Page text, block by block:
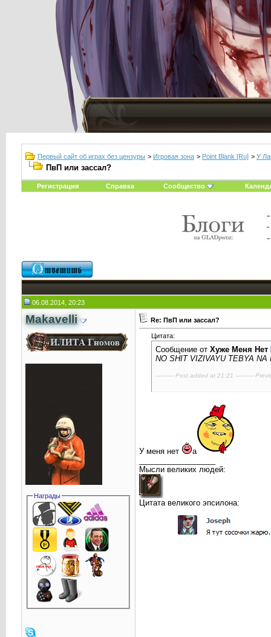
Первый сайт об играх без цензуры > Игровая зона > Point Blank [Ru] > У
ПвП или зассал?
Регистрация Справка Сообщество
06.08.2014, 20:23
Makavelli
Награды
Re: ПвП или зассал?
Цитата:
Сообщение от Хуже Меня Нет
NO SHIT VIZIVAYU TEBYA NA
---------- Post added at 21:21 ----------
У меня нет
а
Мысли великих людей:
Цитата великого эпсилона: